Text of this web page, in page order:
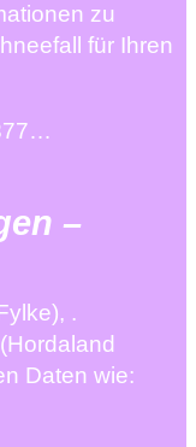
zu
für Ihren
–
.
Daten wie: